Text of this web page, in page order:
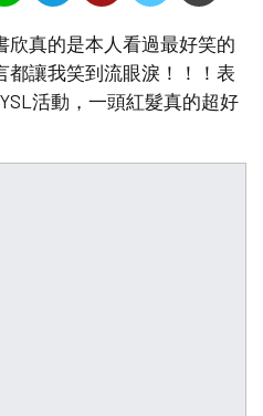
欣真的是本人看過最好笑的
都讓我笑到流眼淚！！！表
活動，一頭紅髮真的超好